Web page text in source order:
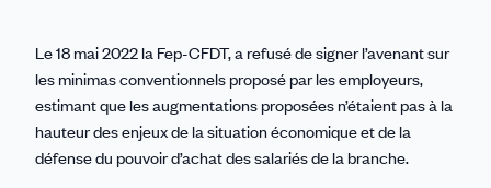
Le 18 mai 2022 la Fep-CFDT, a refusé de signer l’avenant sur
les minimas conventionnels proposé par les employeurs,
estimant que les augmentations proposées n’étaient pas à la
hauteur des enjeux de la situation économique et de la
défense du pouvoir d’achat des salariés de la branche.